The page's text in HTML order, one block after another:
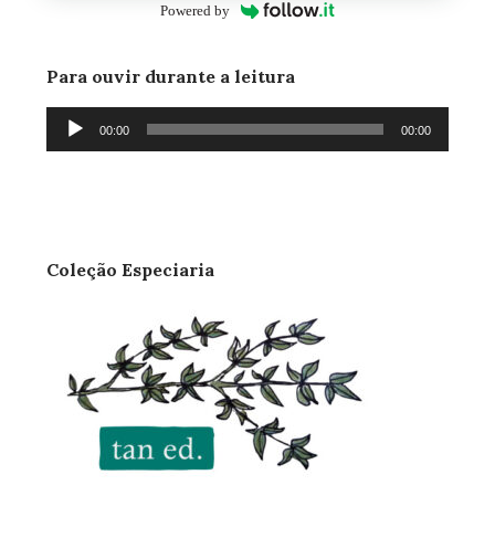
Powered by
Para ouvir durante a leitura
Tocador
00:00 00:00
Coleção Especiaria